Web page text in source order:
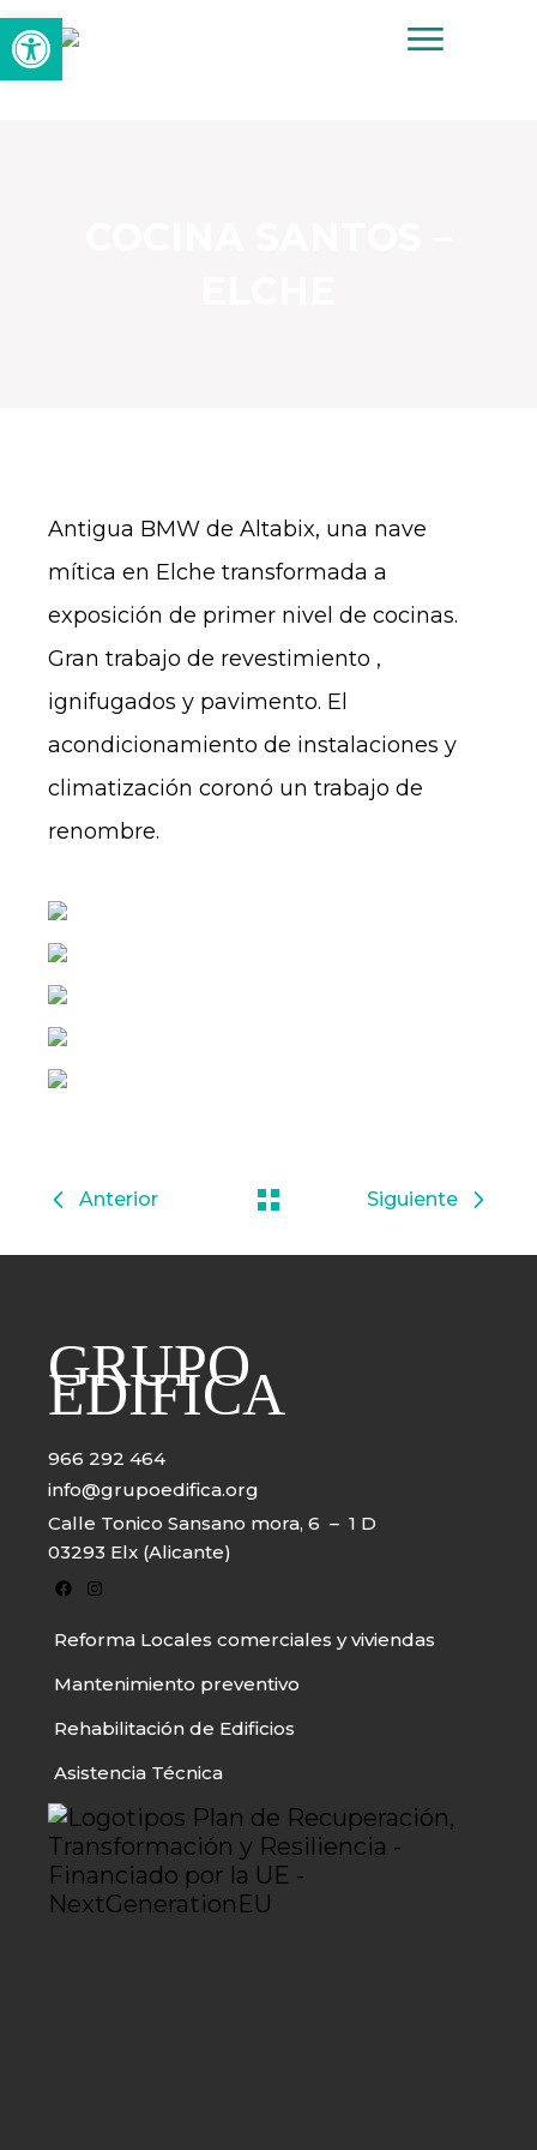
Antigua BMW de Altabix, una nave
mítica en Elche transformada a
exposición de primer nivel de cocinas.
Gran trabajo de revestimiento ,
ignifugados y pavimento. El
acondicionamiento de instalaciones y
climatización coronó un trabajo de
renombre.
Siguiente
GRUPO
EDIFICA
966 292 464
info@grupoedifica.org
Calle Tonico Sansano mora, 6 – 1 D
03293 Elx (Alicante)
Reforma Locales comerciales y viviendas
Mantenimiento preventivo
Rehabilitación de Edificios
Asistencia Técnica
Abrir barra de